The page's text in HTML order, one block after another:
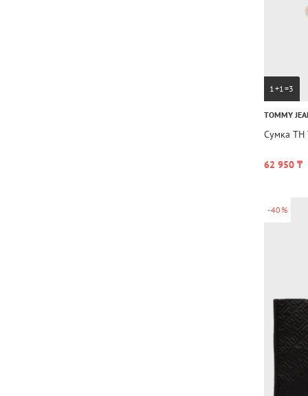
1+1=3
TOMMY
Сумка TH
62 950 ₸
-40%